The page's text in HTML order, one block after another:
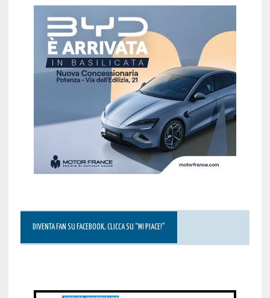
DIVENTA FAN SU FACEBOOK, CLICCA SU “MI PIACE!”